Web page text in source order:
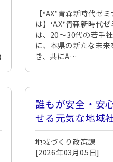
【❛AX❜青森新時代ゼ
は】❛AX❜青森新時代
は、20～30代の若手
に、本県の新たな未来
き、共にA…
誰もが安全・安
せる元気な地域
築
地域づくり政策課
[2026年03月05日]